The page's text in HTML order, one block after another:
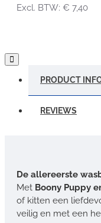
Excl. BTW: € 7,40
PRODUCT
REVIEWS
De allereerste
Met Boony Puppy
of kitten een
veilig en met een